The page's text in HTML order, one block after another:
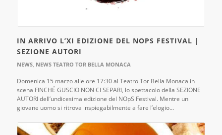
IN ARRIVO L’XI EDIZIONE DEL NOPS FESTIVAL |
SEZIONE AUTORI
NEWS, NEWS TEATRO TOR BELLA MONACA
Domenica 15 marzo alle ore 17:30 al Teatro Tor Bella Monaca in
scena FINCHÉ GUSCIO NON CI SEPARI, lo spettacolo della SEZIONE
AUTORI dell’undicesima edizione del NOpS Festival. Mentre un
giovane uomo si ritrova inspiegabilmente a fare l’elogio…